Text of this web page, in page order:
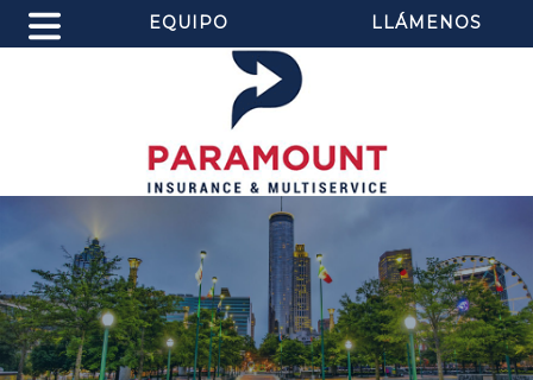
EQUIPO LLÁMENOS